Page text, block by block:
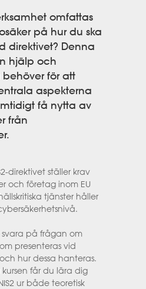
omfattas
på hur du ska
direktivet? Denna
hjälp och
för att
aspekterna
få nytta av
från
direktivet ställer krav
och företag inom EU
tjänster håller
svara på frågan om
presenteras vid
hur dessa hanteras.
får du lära dig
ur både teoretisk